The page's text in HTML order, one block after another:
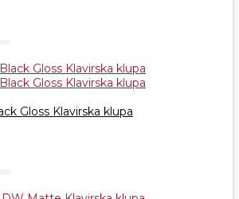
Gloss Klavirska klupa